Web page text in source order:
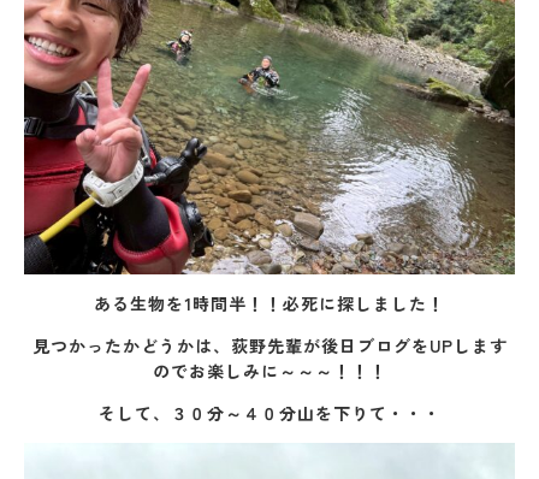
ある生物を1時間半！！必死に探しました！
見つかったかどうかは、荻野先輩が後日ブログをUPします
のでお楽しみに～～～！！！
そして、３０分～４０分山を下りて・・・